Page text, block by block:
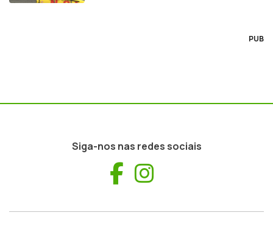
PUB
Siga-nos nas redes sociais
Facebook